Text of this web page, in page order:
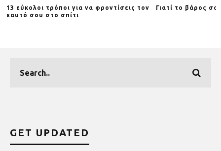
13 εύκολοι τρόποι για να φροντίσεις τον
εαυτό σου στο σπίτι
Γιατί το βάρος
GET UPDATED